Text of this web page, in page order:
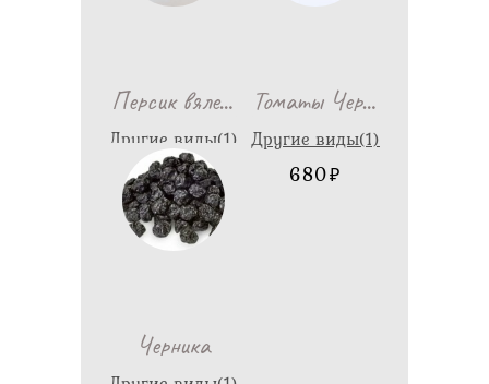
Персик вяле…
Другие виды(1)
1,340
Томаты Чер…
Другие виды(1)
680
Черника